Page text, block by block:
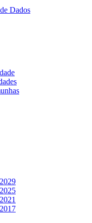
Dados